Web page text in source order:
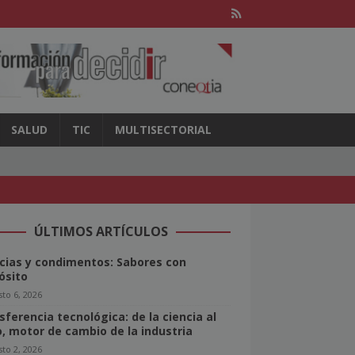
SALUD TIC MULTISECTORIAL
ÚLTIMOS ARTÍCULOS
y condimentos: Sabores con
6, 2026
tecnológica: de la ciencia al
motor de cambio de la industria
2, 2026